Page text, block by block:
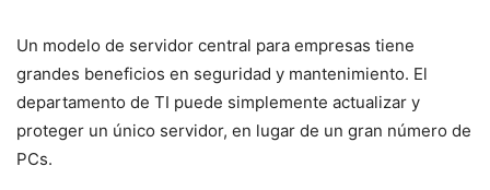
Un modelo de servidor central para empresas tiene
grandes beneficios en seguridad y mantenimiento. El
departamento de TI puede simplemente actualizar y
proteger un único servidor, en lugar de un gran número de
PCs.